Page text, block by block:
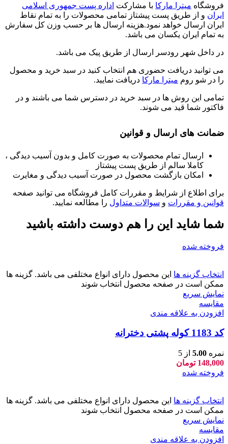
فروشگاه میترا مارکا با مشارکت اداره پست جمهوری اسلامی
ایران و از طریق پست پیشتاز تمامی محصولات را به تمام نقاط
ایران ارسال خواهد نمود.هزینه ارسال ها بر حسب وزن کل سفارش
به تمام ایران یکسان می باشد.
در داخل شهر رودسر ارسال از طریق پیک می باشد.
می توانید دریافت حضوری هم انتخاب کنید در سبد خرید و محصول
را در شو روم میترا مارکا دریافت نمایید.
تمامی این روش ها در سبد خرید در دسترس شما می باشند و در
فاکتور شما قید می شوند.
ضمانت های ارسال و قوانین
ارسال تمام محصولات به صورت کامل و بدون آسیب دیدگی ،
کاملا سالم از طریق پست پیشتاز
امکان بازگشت محصول در صورت آسیب دیدگی و مغایرت
برای اطلاع از شرایط و مقررات کامل فروشگاه می توانید صفحه
قوانین و مقررات و سوالات متداول را مطالعه نمایید.
شما شاید این را هم دوست داشته باشید
فروخته شده
انتخاب گزینه ها این محصول دارای انواع مختلفی می باشد. گزینه ها
ممکن است در صفحه محصول انتخاب شوند
نمایش سریع
مقايسه
افزودن به علاقه مندی
کد 1183 کوله پشتی دخترانه
نمره 5.00 از 5
148,000 تومان
فروخته شده
انتخاب گزینه ها این محصول دارای انواع مختلفی می باشد. گزینه ها
ممکن است در صفحه محصول انتخاب شوند
نمایش سریع
مقايسه
افزودن به علاقه مندی